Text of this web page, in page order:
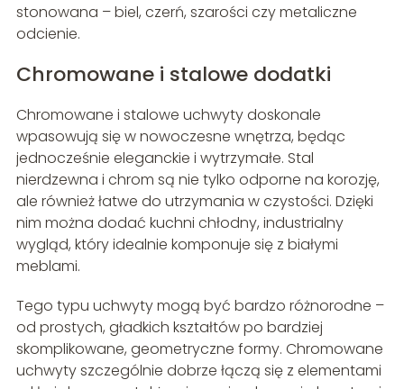
stonowana – biel, czerń, szarości czy metaliczne
odcienie.
Chromowane i stalowe dodatki
Chromowane i stalowe uchwyty doskonale
wpasowują się w nowoczesne wnętrza, będąc
jednocześnie eleganckie i wytrzymałe. Stal
nierdzewna i chrom są nie tylko odporne na korozję,
ale również łatwe do utrzymania w czystości. Dzięki
nim można dodać kuchni chłodny, industrialny
wygląd, który idealnie komponuje się z białymi
meblami.
Tego typu uchwyty mogą być bardzo różnorodne –
od prostych, gładkich kształtów po bardziej
skomplikowane, geometryczne formy. Chromowane
uchwyty szczególnie dobrze łączą się z elementami